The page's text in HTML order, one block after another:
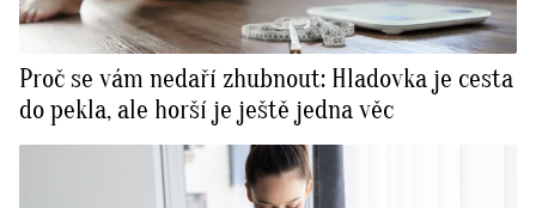
Proč se vám nedaří zhubnout: Hladovka je cesta
do pekla, ale horší je ještě jedna věc